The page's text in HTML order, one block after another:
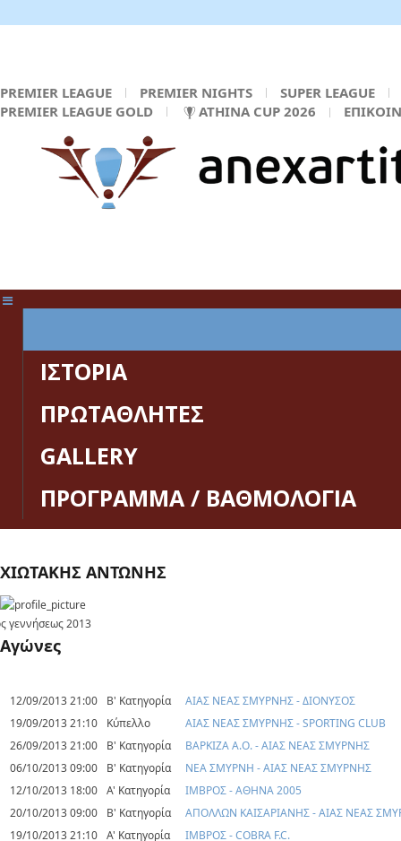
PREMIER LEAGUE PREMIER NIGHTS
SUPER LEAGUE
PREMIER LEAGUE GOLD
ATHINA CUP 2026
ΙΣΤΟΡΙΑ
ΠΡΩΤΑΘΛΗΤΕΣ
GALLERY
ΠΡΟΓΡΑΜΜΑ / ΒΑΘΜΟΛΟΓΙΑ
ΧΙΩΤΑΚΗΣ ΑΝΤΩΝΗΣ
γεννήσεως2013
Αγώνες
12/09/2013 21:00 Β' Κατηγορία
ΑΙΑΣ ΝΕΑΣ ΣΜΥΡΝΗΣ - ΔΙΟΝΥΣΟΣ
19/09/2013 21:10
Κύπελλο
ΑΙΑΣ ΝΕΑΣ ΣΜΥΡΝΗΣ - SPORTING CLUB
26/09/2013 21:00
Β' Κατηγορία
ΒΑΡΚΙΖΑ Α.Ο. - ΑΙΑΣ ΝΕΑΣ ΣΜΥΡΝΗΣ
06/10/2013 09:00
Β' Κατηγορία
ΝΕΑ ΣΜΥΡΝΗ - ΑΙΑΣ ΝΕΑΣ ΣΜΥΡΝΗΣ
12/10/2013 18:00 Α' Κατηγορία
ΙΜΒΡΟΣ - ΑΘΗΝΑ 2005
20/10/2013 09:00
Β' Κατηγορία
ΑΠΟΛΛΩΝ ΚΑΙΣΑΡΙΑΝΗΣ - ΑΙΑΣ ΝΕΑΣ
19/10/2013 21:10 Α' Κατηγορία
ΙΜΒΡΟΣ - COBRA F.C.